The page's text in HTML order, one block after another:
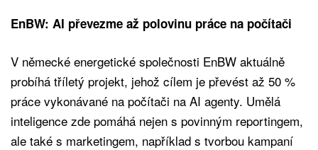
EnBW: AI převezme až polovinu práce na počítači
V německé energetické společnosti EnBW aktuálně
probíhá tříletý projekt, jehož cílem je převést až 50 %
práce vykonávané na počítači na AI agenty. Umělá
inteligence zde pomáhá nejen s povinným reportingem,
ale také s marketingem, například s tvorbou kampaní